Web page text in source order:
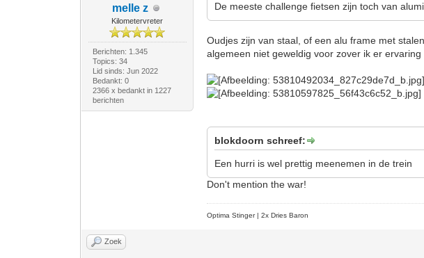
melle z
Kilometervreter
Berichten: 1.345
Topics: 34
Lid sinds: Jun 2022
Bedankt: 0
2366 x bedankt in 1227
berichten
De meeste challenge fietsen zijn toch van
Oudjes zijn van staal, of een alu frame met
algemeen niet geweldig voor zover ik er ervaring
blokdoorn schreef:
Een hurri is wel prettig meenemen in de trein
Don't mention the war!
Optima Stinger |2x Dries Baron
Zoek